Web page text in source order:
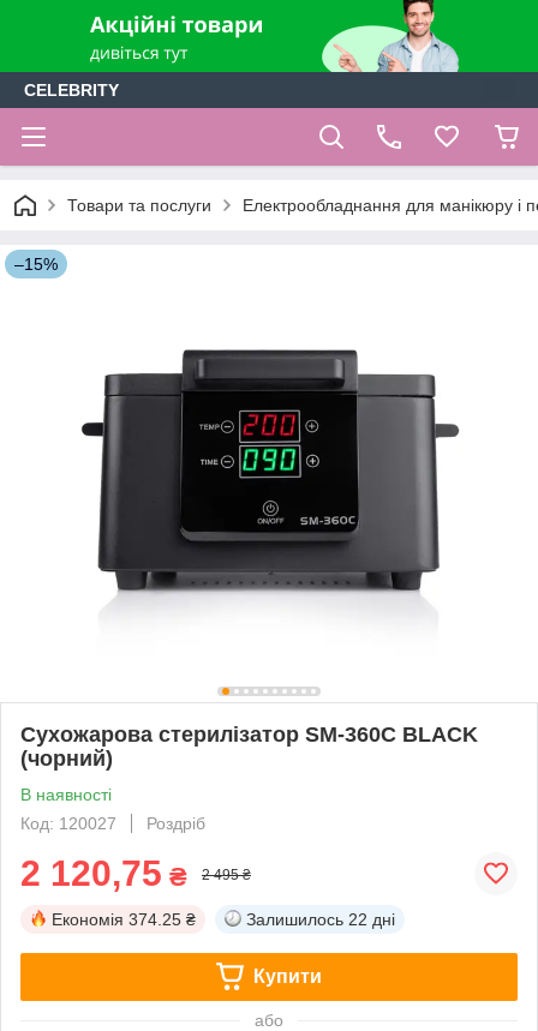
CELEBRITY
Товари та послуги Електрообладнання для манікюру і
–15%
Сухожарова стерилізатор SM-360C BLACK
(чорний)
В наявності
Код: 120027
Роздріб
2 120,75 ₴ 2 495 ₴
Економія 374.25 ₴ Залишилось 22 дні
Купити
або